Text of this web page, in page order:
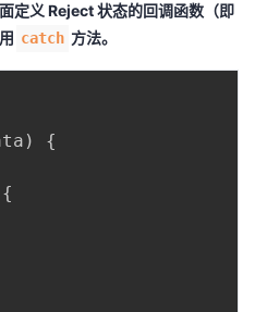
定义 Reject 状态的回调函数（即
catch 方法。
)
{
{